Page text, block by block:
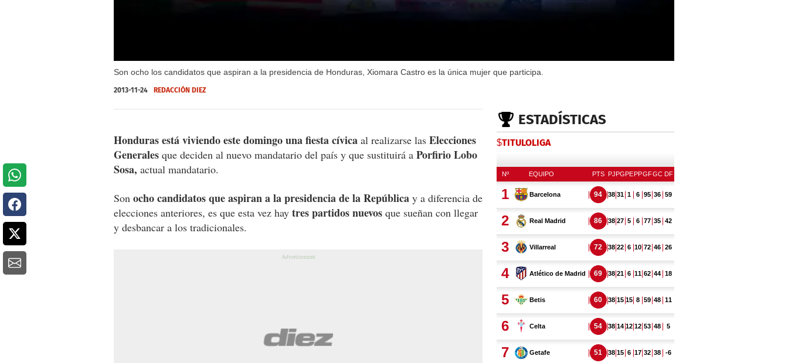
Son ocho los candidatos que aspiran a la presidencia de Honduras, Xiomara Castro es la única mujer que participa.
2013-11-24 REDACCIÓN DIEZ
Honduras está viviendo este domingo una fiesta cívica al realizarse las Elecciones
Generales que deciden al nuevo mandatario del país y que sustituirá a Porfirio Lobo
Sosa, actual mandatario.
Son ocho candidatos que aspiran a la presidencia de la República y a diferencia de
elecciones anteriores, es que esta vez hay tres partidos nuevos que sueñan con llegar
y desbancar a los tradicionales.
ESTADÍSTICAS
$TITULOLIGA